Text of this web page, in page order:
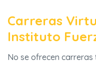
Carreras
Instituto
No se ofrecen carreras